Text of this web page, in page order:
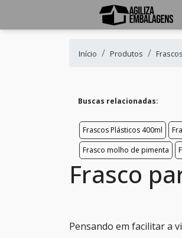
Início Produtos
Buscas relacionadas:
Frascos Plásticos 400ml
Frasco molho de pimenta
Frasco
Pensando em facilitar a